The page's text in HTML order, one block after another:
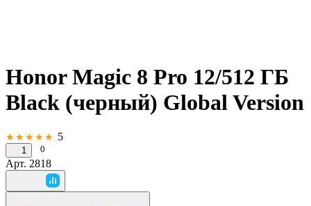
Honor Magic 8 Pro 12/512 ГБ
Black (черный) Global Version
★★★★★ 5
1 0
Арт. 2818